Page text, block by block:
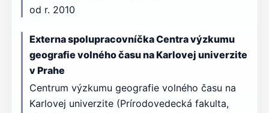
od r. 2010
Externa spolupracovníčka Centra výzkumu
geografie volného času na Karlovej univerzite
v Prahe
Centrum výzkumu geografie volného času na
Karlovej univerzite (Prírodovedecká fakulta,